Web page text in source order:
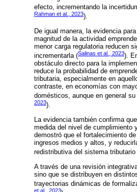
efecto, incrementando la
Rahman et al., 2023).
De igual manera, la evidencia
magnitud de la actividad
menor carga regulatoria reducen
incrementarla (Salinas et al., 2023).
obstáculo directo para la
reduce la probabilidad de
tributaria, especialmente en
contraste, en economías con
domésticos, aunque en general
2023).
La evidencia también confirma
medida del nivel de cumplimiento
demostró que el fortalecimiento
ingresos medios y altos, y
redistributiva del sistema tributario
A través de una revisión
sino que se distribuyen en
trayectorias dinámicas de
et al., 2023